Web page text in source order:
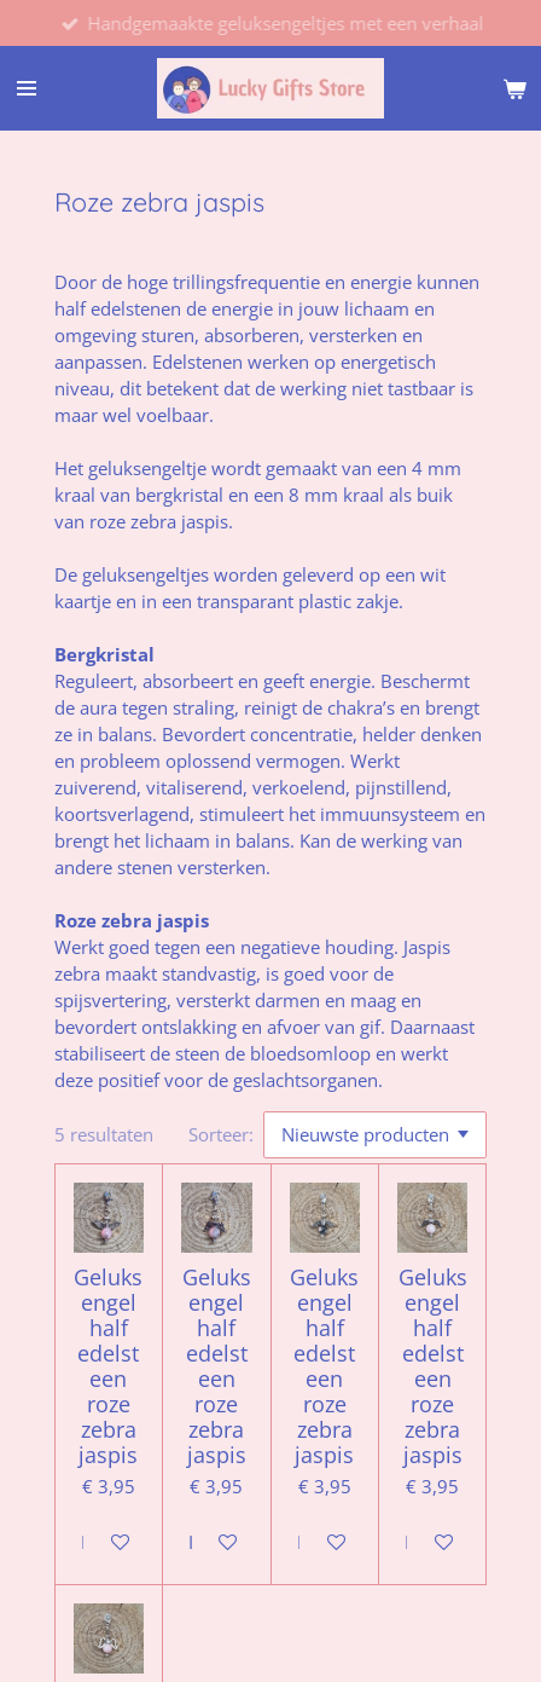
direct
naar
hoofdinhoud
Handgemaakte geluksengeltjes met een verhaal
Roze zebra jaspis
Door de hoge trillingsfrequentie en energie kunnen
half edelstenen de energie in jouw lichaam en
omgeving sturen, absorberen, versterken en
aanpassen. Edelstenen werken op energetisch
niveau, dit betekent dat de werking niet tastbaar is
maar wel voelbaar.
Het geluksengeltje wordt gemaakt van een 4 mm
kraal van bergkristal en een 8 mm kraal als buik
van roze zebra jaspis.
De geluksengeltjes worden geleverd op een wit
kaartje en in een transparant plastic zakje.
Bergkristal
Reguleert, absorbeert en geeft energie. Beschermt
de aura tegen straling, reinigt de chakra’s en brengt
ze in balans. Bevordert concentratie, helder denken
en probleem oplossend vermogen. Werkt
zuiverend, vitaliserend, verkoelend, pijnstillend,
koortsverlagend, stimuleert het immuunsysteem en
brengt het lichaam in balans. Kan de werking van
andere stenen versterken.
Roze zebra jaspis
Werkt goed tegen een negatieve houding. Jaspis
zebra maakt standvastig, is goed voor de
spijsvertering, versterkt darmen en maag en
bevordert ontslakking en afvoer van gif. Daarnaast
stabiliseert de steen de bloedsomloop en werkt
deze positief voor de geslachtsorganen.
5 resultaten Sorteer:
Geluks
engel
half
edelst
een
roze
zebra
jaspis
€ 3,95
In winkelwagen
Geluks
engel
half
edelst
een
roze
zebra
jaspis
€ 3,95
In winkelwagen
Geluks
engel
half
edelst
een
roze
zebra
jaspis
€ 3,95
In winkelwagen
Geluks
engel
half
edelst
een
roze
zebra
jaspis
€ 3,95
In winkelwagen